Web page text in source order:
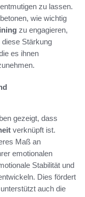
zu lassen.
wie wichtig
zu engagieren,
Stärkung
es ihnen
gezeigt, dass
verknüpft ist.
Maß an
emotionalen
Stabilität und
Dies fördert
auch die